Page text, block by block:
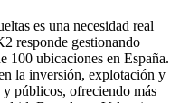
es una necesidad real
responde gestionando
100 ubicaciones en España.
la inversión, explotación y
y públicos, ofreciendo más